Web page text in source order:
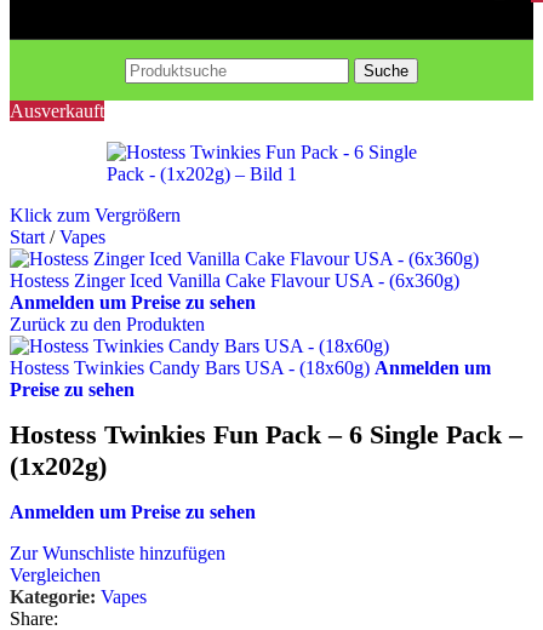
Suche
Ausverkauft
Klick zum Vergrößern
Start / Vapes
Hostess Zinger Iced Vanilla Cake Flavour USA - (6x360g)
Anmelden um Preise zu sehen
Zurück zu den Produkten
Hostess Twinkies Candy Bars USA - (18x60g) Anmelden um
Preise zu sehen
Hostess Twinkies Fun Pack – 6 Single Pack –
(1x202g)
Anmelden um Preise zu sehen
Zur Wunschliste hinzufügen
Vergleichen
Kategorie: Vapes
Share: